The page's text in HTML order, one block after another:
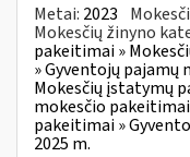
Metai: 2023
Mokesčių žinyno
pakeitimai »
» Gyventojų pajamų
Mokesčių įstatymų
mokesčio
pakeitimai »
2025 m.